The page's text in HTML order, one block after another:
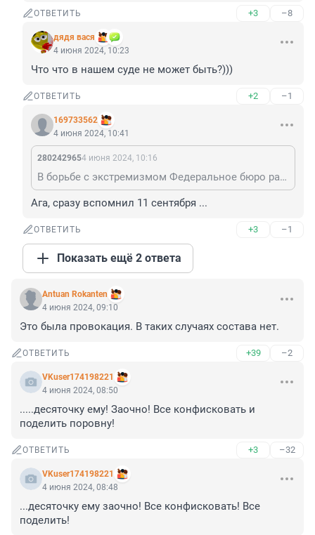
ОТВЕТИТЬ +3 –8
дядя вася
4 июня 2024, 10:23
Что что в нашем суде не может быть?)))
ОТВЕТИТЬ +2 –1
169733562
4 июня 2024, 10:41
2802429654 июня 2024, 10:16
В борьбе с экстремизмом Федеральное бюро расследований (ФБР) США активно использует агентов под прикрытием — так называемых "подсадных уток". Эти агенты не только выуживают информацию у подозреваемых, но провоцируют их на преступления, пишет New-York Times. По мнению правозащитников, ФБР таким образом просто фабрикует дела, и осужденные в результате применения такой тактики по профилактике преступлений не представляют угрозы для американского общества. Издание также приводит слова руководителя одного из подразделений ФБР Майкла Стейнбаха: "Мы не собираемся ждать, пока человек мобилизуется самостоятельно. Мы не будем сидеть и выжидать, зная, что данное лицо активно планирует заговор".
Ага, сразу вспомнил 11 сентября ...
ОТВЕТИТЬ +3 –1
Показать ещё 2 ответа
Antuan Rokanten
4 июня 2024, 09:10
Это была провокация. В таких случаях состава нет.
ОТВЕТИТЬ +39 –2
VKuser174198221
4 июня 2024, 08:50
.....десяточку ему! Заочно! Все конфисковать и
поделить поровну!
ОТВЕТИТЬ +3 –32
VKuser174198221
4 июня 2024, 08:48
...десяточку ему заочно! Все конфисковать! Все
поделить!